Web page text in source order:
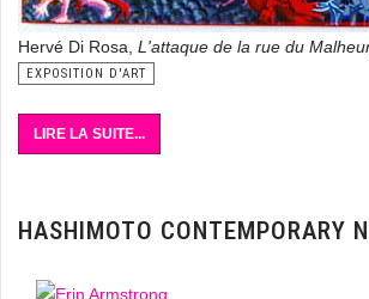
Hervé Di Rosa, L'attaque de la rue du
EXPOSITION D'ART
LIRE LA SUITE...
HASHIMOTO CONTEMPORARY